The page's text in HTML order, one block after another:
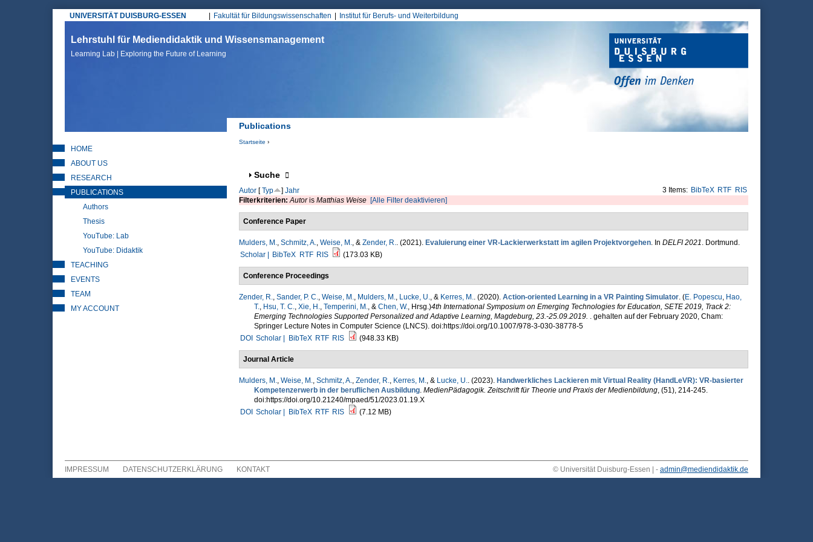
UNIVERSITÄT DUISBURG-ESSEN
Hauptmenü
Fakultät für Bildungswissenschaften Institut für Berufs- und Weiterbildung
Lehrstuhl für Mediendidaktik und Wissensmanagement
Learning Lab | Exploring the Future of Learning
Publications
Startseite ›
Anzeigen
Suche
3 Items: BibTeX RTF RIS
Autor[Typ ] Jahr
Filterkriterien:Autoris Matthias Weise [Alle Filter deaktivieren]
Conference Paper
Mulders, M., Schmitz, A., Weise, M., & Zender, R.. (2021). Evaluierung einer VR-Lackierwerkstatt im agilen Projektvorgehen. In DELFI 2021. Dortmund.
Scholar |
BibTeX RTF RIS (173.03 KB)
Conference Proceedings
Zender, R., Sander, P. C., Weise, M., Mulders, M., Lucke, U., & Kerres, M.. (2020). Action-oriented Learning in a VR Painting Simulator. (E. Popescu, Hao,
T., Hsu, T. C., Xie, H., Temperini, M., & Chen, W., Hrsg.)4th International Symposium on Emerging Technologies for Education, SETE 2019, Track 2:
Emerging Technologies Supported Personalized and Adaptive Learning, Magdeburg, 23.-25.09.2019. . gehalten auf der February 2020, Cham:
Springer Lecture Notes in Computer Science (LNCS). doi:https://doi.org/10.1007/978-3-030-38778-5
DOI Scholar | BibTeX RTF RIS (948.33 KB)
Journal Article
Mulders, M., Weise, M., Schmitz, A., Zender, R., Kerres, M., & Lucke, U.. (2023). Handwerkliches Lackieren mit Virtual Reality (HandLeVR): VR-basierter
Kompetenzerwerb in der beruflichen Ausbildung. MedienPädagogik. Zeitschrift für Theorie und Praxis der Medienbildung, (51), 214-245.
doi:https://doi.org/10.21240/mpaed/51/2023.01.19.X
DOI Scholar | BibTeX RTF RIS (7.12 MB)
HOME
ABOUT US
RESEARCH
PUBLICATIONS
Authors
Thesis
YouTube: Lab
YouTube: Didaktik
TEACHING
EVENTS
TEAM
MY ACCOUNT
IMPRESSUM DATENSCHUTZERKLÄRUNG KONTAKT © Universität Duisburg-Essen | - admin@mediendidaktik.de